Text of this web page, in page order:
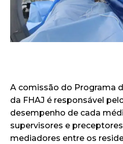
A comissão do Programa
da FHAJ é responsável
desempenho de cada
supervisores e
mediadores entre os